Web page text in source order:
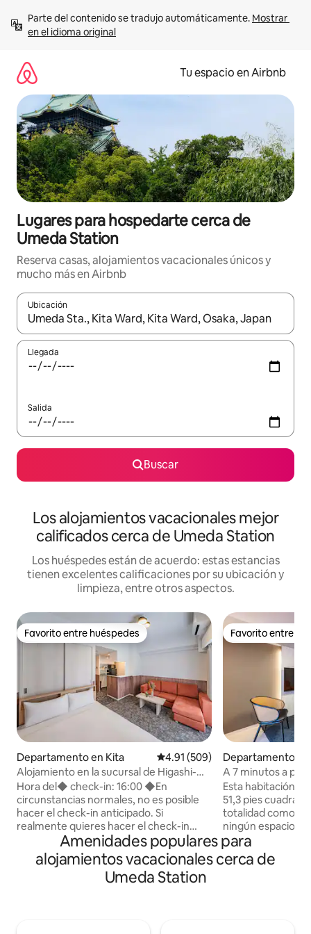
contenido
Parte del contenido se tradujo automáticamente. Mostrar
en el idioma original
Tu espacio en Airbnb
Lugares para hospedarte cerca de
Umeda Station
Reserva casas, alojamientos vacacionales únicos y
mucho más en Airbnb
Ubicación
Cuando los resultados estén disponibles, podrás navegar
Llegada
Salida
Buscar
Los alojamientos vacacionales mejor
calificados cerca de Umeda Station
Los huéspedes están de acuerdo: estas estancias
tienen excelentes calificaciones por su ubicación y
limpieza, entre otros aspectos.
Favorito entre huéspedes
Favorito entre huéspedes
Departamento en Kita Calificación promedio: 4.91 de
4.91 (509)
Alojamiento en la sucursal de Higashi-
Umeda / A 8 minutos a pie de la estación
/ Nakanoshima / Estación de Umeda /
Estación de JR Osaka / Sky Building /
Vistas nocturnas de Osaka,
departamento de dos camas
Hora del◆ check-in: 16:00 ◆En
circunstancias normales, no es posible
hacer el check-in anticipado. Si
realmente quieres hacer el check-in
temprano, confirma con el propietario la
mañana del check-in. ◆Dependiendo
del estado de la reservación más
reciente y del estado de finalización de la
Favorito entre
Favorito entre
Departamento
A 7 minutos a pie
metro de
en tren a Namba
departamento de
Esta habitación
51,3 pies
totalidad como
ningún espacio
huéspedes.
simple y
totalmente
Amenidades populares para
alojamientos vacacionales cerca de
Umeda Station